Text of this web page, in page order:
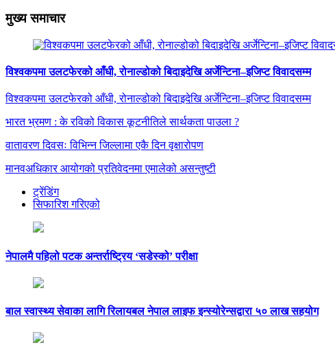
मुख्य समाचार
विश्वकपमा उलटफेरको आँधी, रोनाल्डोको बिदाइदेखि अर्जेन्टिना–इजिप्ट विवादसम्म
विश्वकपमा उलटफेरको आँधी, रोनाल्डोको बिदाइदेखि अर्जेन्टिना–इजिप्ट विवादसम्म
भारत भ्रमण : के रविको विकास कूटनीतिले सार्थकता पाउला ?
वातावरण दिवसः विभिन्न जिल्लामा एकै दिन वृक्षारोपण
मानवअधिकार आयोगको प्रतिवेदनमा एमालेको असन्तुष्टी
ट्रेंडिंग
सिफारिश गरिएको
नेपालमै पहिलो पटक अन्तर्राष्ट्रिय ‘सडेस्को’ परीक्षा
बाल स्वास्थ्य सेवाका लागि रिलायबल नेपाल लाइफ इन्स्योरेन्सद्वारा ५० लाख सहयोग